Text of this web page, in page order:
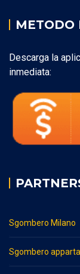
METODO
Descarga la
inmediata:
Sgombero Milano
Sgombero